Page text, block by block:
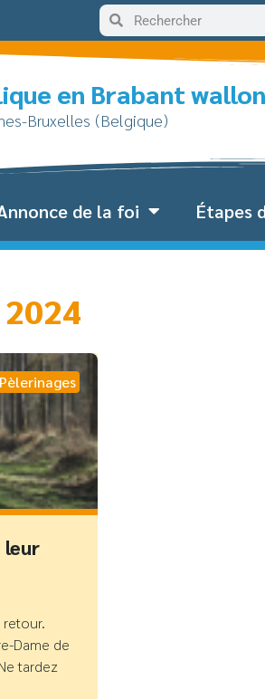
en Brabant wallon
Bruxelles (Belgique)
de la foi Étapes
Pèlerinages
leur
retour.
Dame de
tardez